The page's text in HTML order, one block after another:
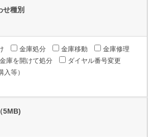
せ種別
金庫処分 金庫移動
金庫修理
金庫を開けて処分
ダイヤル番号変更
入等）
5MB)